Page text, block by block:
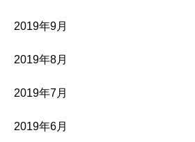
2019年9月
2019年8月
2019年7月
2019年6月